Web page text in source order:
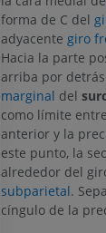
forma de C del
adyacente giro
Hacia la parte
arriba por
marginal del
como límite
anterior y la
este punto, la
alrededor del
subparietal.
cíngulo de la